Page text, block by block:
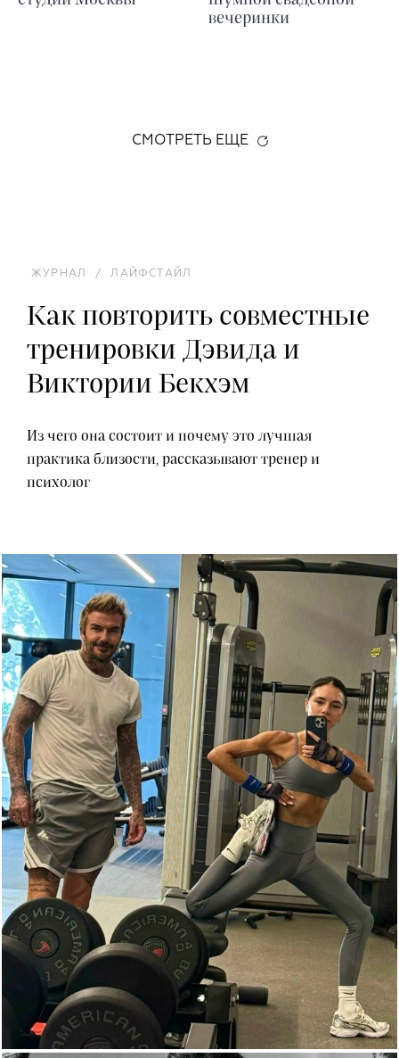
вечеринки
СМОТРЕТЬ ЕЩЕ
ЖУРНАЛ / ЛАЙФСТАЙЛ
Как повторить совместные
тренировки Дэвида и
Виктории Бекхэм
Из чего она состоит и почему это лучшая
практика близости, рассказывают тренер и
психолог